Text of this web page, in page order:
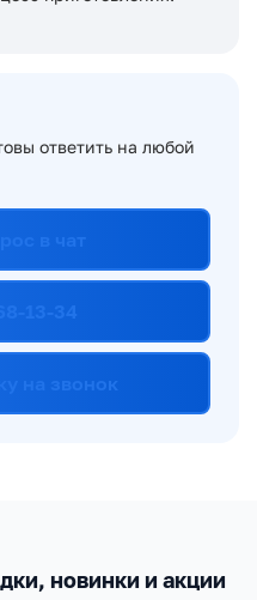
ответить на любой
новинки и акции